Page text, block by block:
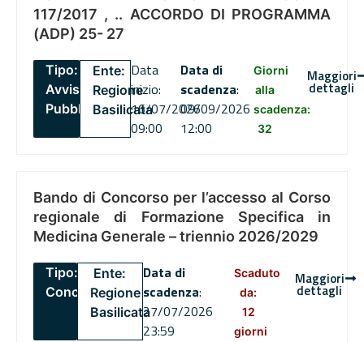
117/2017 , .. ACCORDO DI PROGRAMMA
(ADP) 25- 27
Tipo:
Avviso
Pubblico
Ente:
Regione
Basilicata
Data
inizio:
16/07/2026
09:00
Data di
scadenza:
09/09/2026
12:00
Giorni
alla
scadenza:
32
Maggiori
dettagli
Bando di Concorso per l’accesso al Corso
regionale di Formazione Specifica in
Medicina Generale – triennio 2026/2029
Tipo:
Concorsi
Ente:
Regione
Basilicata
Data di
scadenza:
27/07/2026
23:59
Scaduto
da:
12
giorni
Maggiori
dettagli